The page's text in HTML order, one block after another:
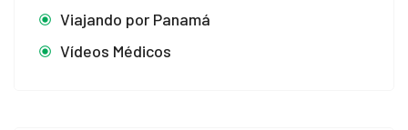
Viajando por Panamá
Vídeos Médicos